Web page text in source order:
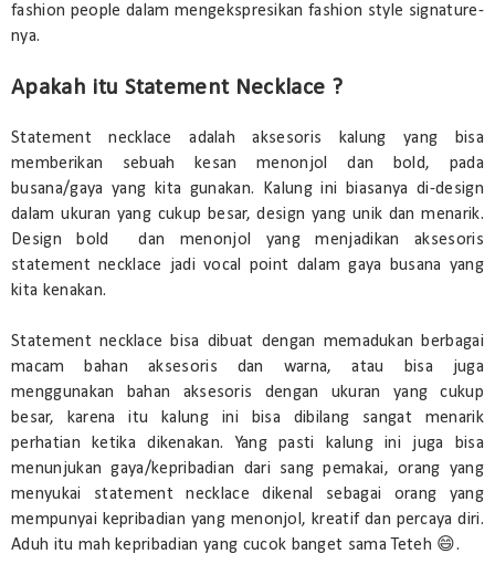
fashion people dalam mengekspresikan fashion style signature-
nya.
Apakah itu Statement Necklace ?
Statement necklace adalah aksesoris kalung yang bisa
memberikan sebuah kesan menonjol dan bold, pada
busana/gaya yang kita gunakan. Kalung ini biasanya di-design
dalam ukuran yang cukup besar, design yang unik dan menarik.
Design bold dan menonjol yang menjadikan aksesoris
statement necklace jadi vocal point dalam gaya busana yang
kita kenakan.
Statement necklace bisa dibuat dengan memadukan berbagai
macam bahan aksesoris dan warna, atau bisa juga
menggunakan bahan aksesoris dengan ukuran yang cukup
besar, karena itu kalung ini bisa dibilang sangat menarik
perhatian ketika dikenakan. Yang pasti kalung ini juga bisa
menunjukan gaya/kepribadian dari sang pemakai, orang yang
menyukai statement necklace dikenal sebagai orang yang
mempunyai kepribadian yang menonjol, kreatif dan percaya diri.
Aduh itu mah kepribadian yang cucok banget sama Teteh 😄.